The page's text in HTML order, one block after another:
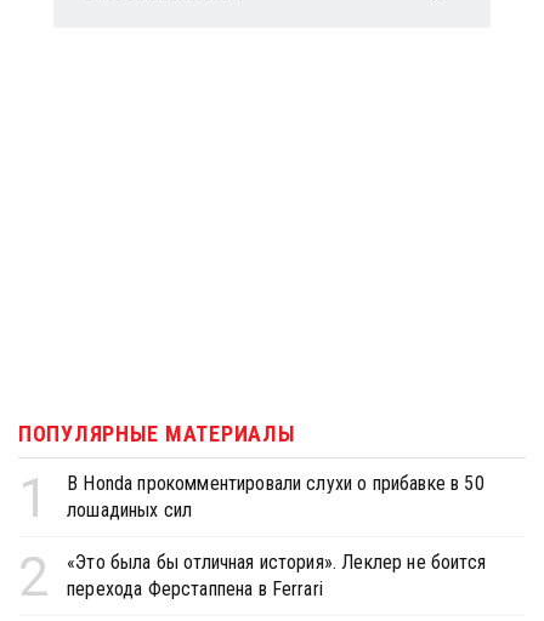
ПОПУЛЯРНЫЕ МАТЕРИАЛЫ
1
В Honda прокомментировали слухи о прибавке в 50
лошадиных сил
2
«Это была бы отличная история». Леклер не боится
перехода Ферстаппена в Ferrari